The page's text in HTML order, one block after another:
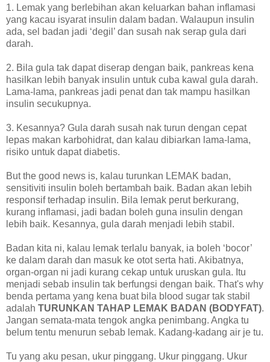
1. Lemak yang berlebihan akan keluarkan bahan inflamasi
yang kacau isyarat insulin dalam badan. Walaupun insulin
ada, sel badan jadi ‘degil’ dan susah nak serap gula dari
darah.
2. Bila gula tak dapat diserap dengan baik, pankreas kena
hasilkan lebih banyak insulin untuk cuba kawal gula darah.
Lama-lama, pankreas jadi penat dan tak mampu hasilkan
insulin secukupnya.
3. Kesannya? Gula darah susah nak turun dengan cepat
lepas makan karbohidrat, dan kalau dibiarkan lama-lama,
risiko untuk dapat diabetis.
But the good news is, kalau turunkan LEMAK badan,
sensitiviti insulin boleh bertambah baik. Badan akan lebih
responsif terhadap insulin. Bila lemak perut berkurang,
kurang inflamasi, jadi badan boleh guna insulin dengan
lebih baik. Kesannya, gula darah menjadi lebih stabil.
Badan kita ni, kalau lemak terlalu banyak, ia boleh ‘bocor’
ke dalam darah dan masuk ke otot serta hati. Akibatnya,
organ-organ ni jadi kurang cekap untuk uruskan gula. Itu
menjadi sebab insulin tak berfungsi dengan baik. That's why
benda pertama yang kena buat bila blood sugar tak stabil
adalah TURUNKAN TAHAP LEMAK BADAN (BODYFAT).
Jangan semata-mata tengok angka penimbang. Angka tu
belum tentu menurun sebab lemak. Kadang-kadang air je tu.
Tu yang aku pesan, ukur pinggang. Ukur pinggang. Ukur